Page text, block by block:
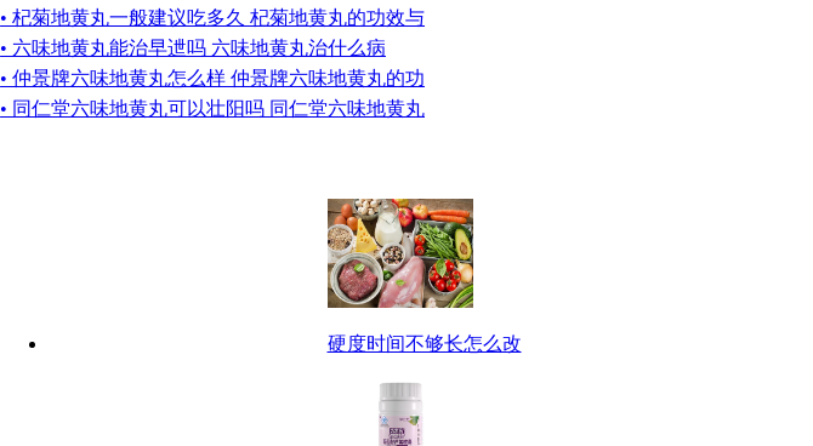
• 杞菊地黄丸一般建议吃多久 杞菊地黄丸的功效与
• 六味地黄丸能治早迣吗 六味地黄丸治什么病
• 仲景牌六味地黄丸怎么样 仲景牌六味地黄丸的功
• 同仁堂六味地黄丸可以壮阳吗 同仁堂六味地黄丸
硬度时间不够长怎么改